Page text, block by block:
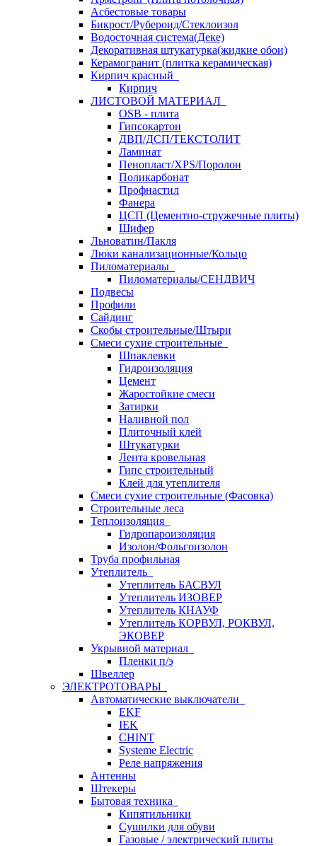
Асбестовые товары
Бикрост/Рубероид/Стеклоизол
Водосточная система(Деке)
Декоративная штукатурка(жидкие обои)
Керамогранит (плитка керамическая)
Кирпич красный
Кирпич
ЛИСТОВОЙ МАТЕРИАЛ
OSB - плита
Гипсокартон
ДВП/ДСП/ТЕКСТОЛИТ
Ламинат
Пенопласт/XPS/Поролон
Поликарбонат
Профнастил
Фанера
ЦСП (Цементно-стружечные плиты)
Шифер
Льноватин/Пакля
Люки канализационные/Кольцо
Пиломатериалы
Пиломатериалы/СЕНДВИЧ
Подвесы
Профили
Сайдинг
Скобы строительные/Штыри
Смеси сухие строительные
Шпаклевки
Гидроизоляция
Цемент
Жаростойкие смеси
Затирки
Наливной пол
Плиточный клей
Штукатурки
Лента кровельная
Гипс строительный
Клей для утеплителя
Смеси сухие строительные (Фасовка)
Строительные леса
Теплоизоляция
Гидропароизоляция
Изолон/Фольгоизолон
Труба профильная
Утеплитель
Утеплитель БАСВУЛ
Утеплитель ИЗОВЕР
Утеплитель КНАУФ
Утеплитель КОРВУЛ, РОКВУЛ,
ЭКОВЕР
Укрывной материал
Пленки п/э
Швеллер
ЭЛЕКТРОТОВАРЫ
Автоматические выключатели
EKF
IEK
CHINT
Systeme Electric
Реле напряжения
Антенны
Штекеры
Бытовая техника
Кипятильники
Сушилки для обуви
Газовые / электрический плиты